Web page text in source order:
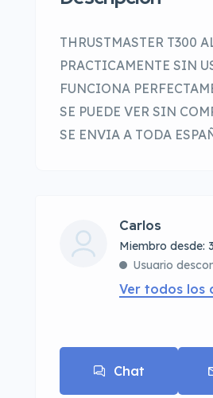
THRUSTMASTER T300
PRACTICAMENTE SIN
FUNCIONA
SE PUEDE VER SIN
SE ENVIA A TODA
Carlos
Miembro desde:
Usuario
Ver todos los
Chat